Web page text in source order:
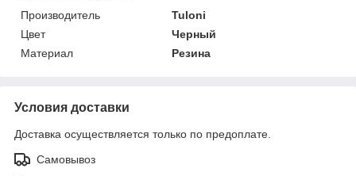
Производитель
Tuloni
Цвет
Черный
Материал
Резина
Условия доставки
Доставка осуществляется только по предоплате.
Самовывоз